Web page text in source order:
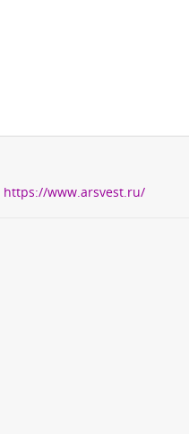
https://www.arsvest.ru/